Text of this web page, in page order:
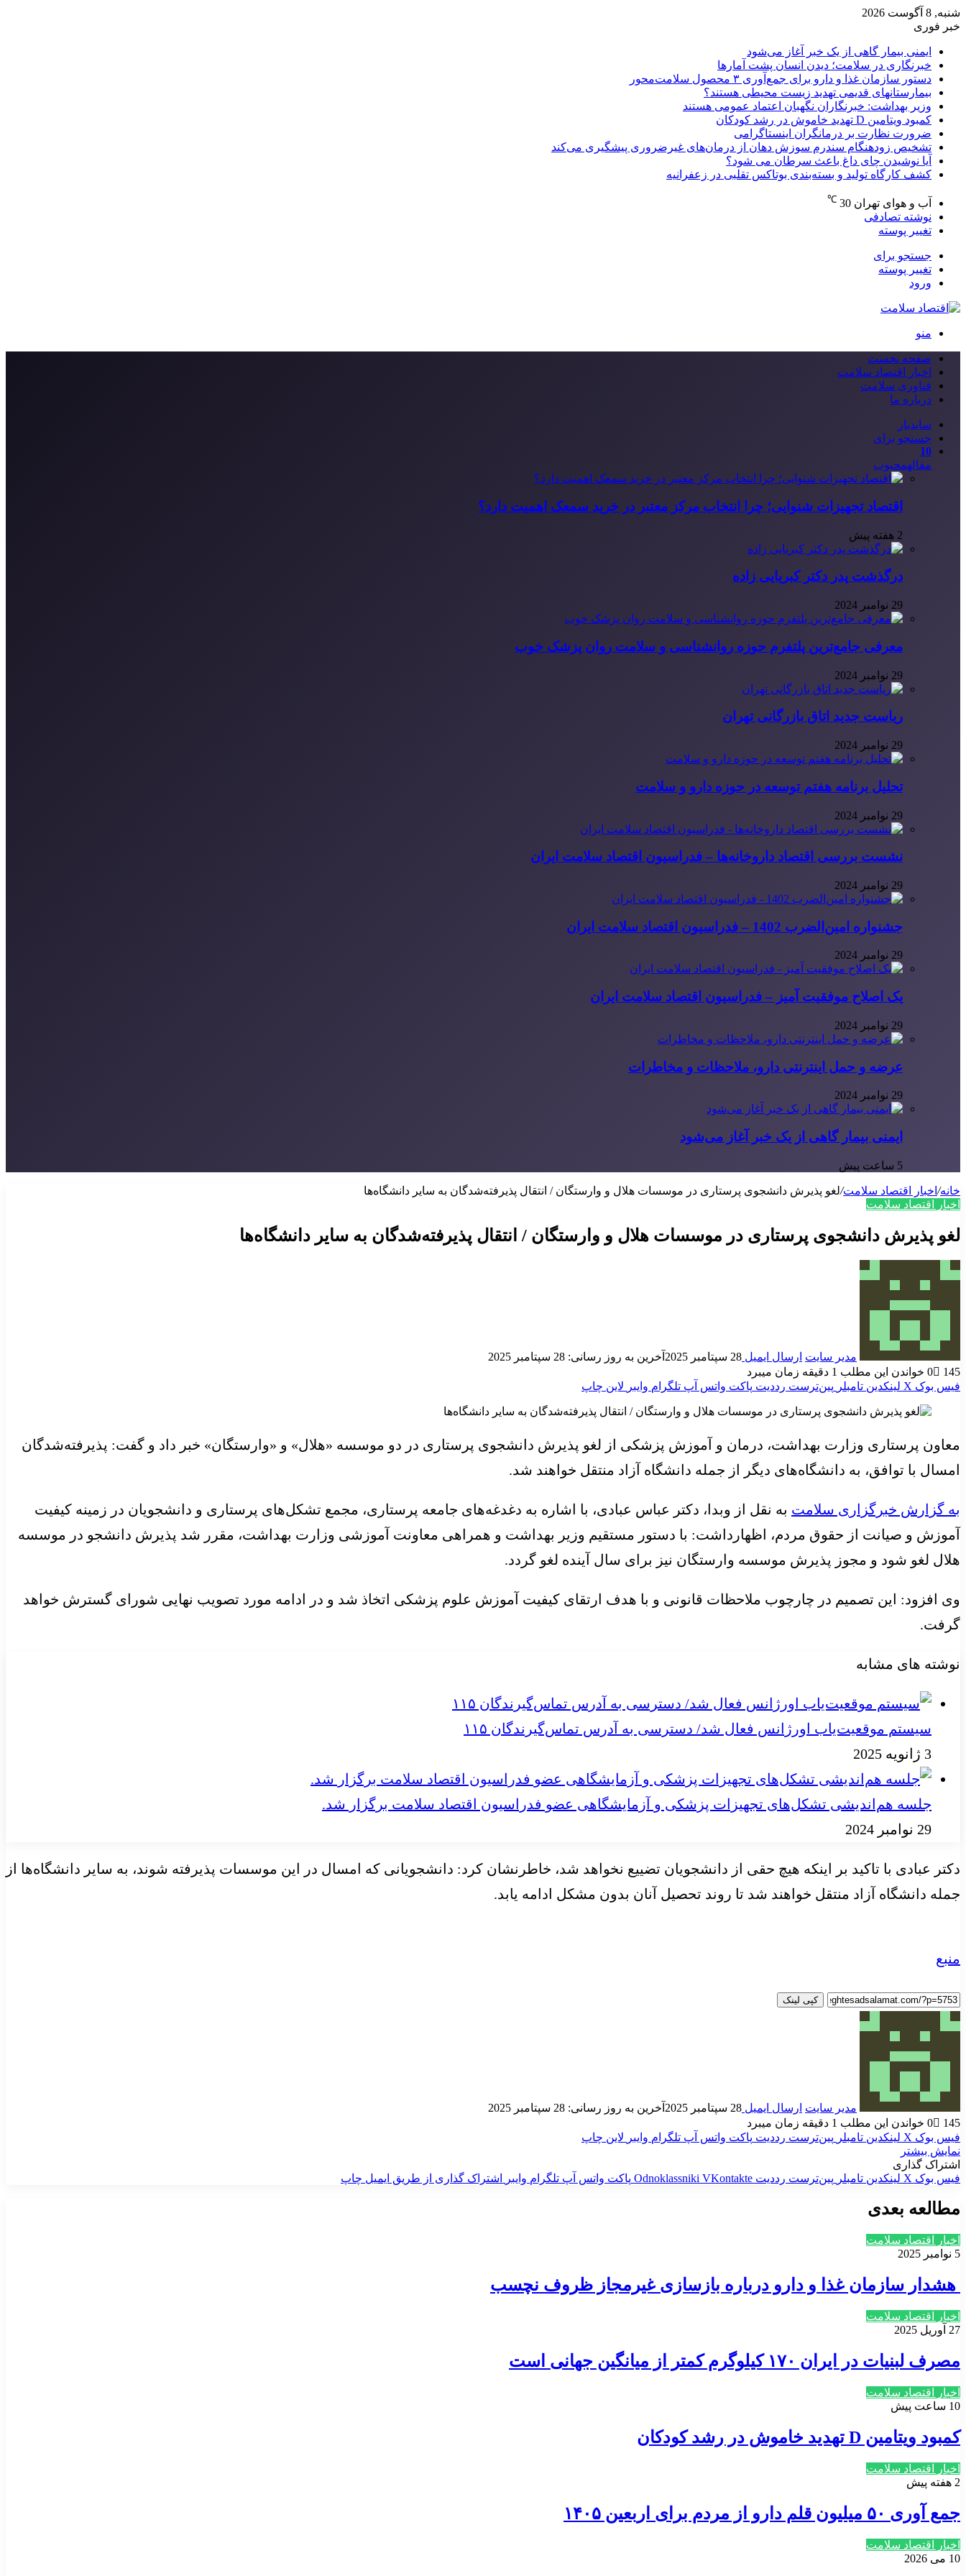
شنبه, 8 آگوست 2026
خبر فوری
ایمنی بیمار گاهی از یک خبر آغاز می‌شود
خبرنگاری در سلامت؛ دیدن انسان پشت آمارها
دستور سازمان غذا و دارو برای جمع‌آوری ۳ محصول سلامت‌محور
بیمارستانهای قدیمی تهدید زیست محیطی هستند؟
وزیر بهداشت: خبرنگاران نگهبان اعتماد عمومی هستند
کمبود ویتامین D تهدید خاموش در رشد کودکان
ضرورت نظارت بر درمانگران اینستاگرامی
تشخیص زودهنگام سندرم سوزش دهان از درمان‌های غیرضروری پیشگیری می‌کند
آیا نوشیدن چای داغ باعث سرطان می شود؟
کشف کارگاه تولید و بسته‌بندی بوتاکس تقلبی در زعفرانیه
آب و هوای تهران 30
℃
نوشته تصادفی
تغییر پوسته
جستجو برای
تغییر پوسته
ورود
منو
صفحه نخست
اخبار اقتصاد سلامت
فناوری سلامت
درباره ما
سایدبار
جستجو برای
10
مقالهمحبوب
اقتصاد تجهیزات شنوایی؛ چرا انتخاب مرکز معتبر در خرید سمعک اهمیت دارد؟
2 هفته پیش
درگذشت پدر دکتر کبریایی زاده
29 نوامبر 2024
معرفی جامع‌ترین پلتفرم حوزه روانشناسی و سلامت روان پزشک خوب
29 نوامبر 2024
ریاست جدید اتاق بازرگانی تهران
29 نوامبر 2024
تحلیل برنامه هفتم توسعه در حوزه دارو و سلامت
29 نوامبر 2024
نشست بررسی اقتصاد داروخانه‌ها – فدراسیون اقتصاد سلامت ایران
29 نوامبر 2024
جشنواره امین‌الضرب 1402 – فدراسیون اقتصاد سلامت ایران
29 نوامبر 2024
یک اصلاح موفقیت آمیز – فدراسیون اقتصاد سلامت ایران
29 نوامبر 2024
عرضه و حمل اینترنتی دارو، ملاحظات و مخاطرات
29 نوامبر 2024
ایمنی بیمار گاهی از یک خبر آغاز می‌شود
5 ساعت پیش
خانه/ اخبار اقتصاد سلامت/لغو پذیرش دانشجوی پرستاری در موسسات هلال و وارستگان / انتقال پذیرفته‌شدگان به سایر دانشگاه‌ها
اخبار اقتصاد سلامت
لغو پذیرش دانشجوی پرستاری در موسسات هلال و وارستگان / انتقال پذیرفته‌شدگان به سایر دانشگاه‌ها
مدیر سایت ارسال ایمیل 28 سپتامبر 2025
آخرین به روز رسانی: 28 سپتامبر 2025
0
145
خواندن این مطلب 1 دقیقه زمان میبرد
فیس بوک X لینکدین ‫تامبلر ‫پین‌ترست ‫رددیت پاکت واتس آپ تلگرام وایبر لاین چاپ
معاون پرستاری وزارت بهداشت، درمان و آموزش پزشکی از لغو پذیرش دانشجوی پرستاری در دو موسسه «هلال» و «وارستگان» خبر داد و گفت: پذیرفته‌شدگان
امسال با توافق، به دانشگاه‌های دیگر از جمله دانشگاه آزاد منتقل خواهند شد.
به گزارش خبرگزاری سلامت به نقل از وبدا، دکتر عباس عبادی، با اشاره به دغدغه‌های جامعه پرستاری، مجمع تشکل‌های پرستاری و دانشجویان در زمینه کیفیت
آموزش و صیانت از حقوق مردم، اظهارداشت: با دستور مستقیم وزیر بهداشت و همراهی معاونت آموزشی وزارت بهداشت، مقرر شد پذیرش دانشجو در موسسه
هلال لغو شود و مجوز پذیرش موسسه وارستگان نیز برای سال آینده لغو گردد.
وی افزود: این تصمیم در چارچوب ملاحظات قانونی و با هدف ارتقای کیفیت آموزش علوم پزشکی اتخاذ شد و در ادامه‌ مورد تصویب نهایی شورای گسترش خواهد
گرفت.
نوشته های مشابه
سیستم موقعیت‌یاب اورژانس فعال شد/ دسترسی به آدرس تماس‌گیرندگان ۱۱۵
3 ژانویه 2025
جلسه هم‌اندیشی تشکل‌های تجهیزات پزشکی و آزمایشگاهی عضو فدراسیون اقتصاد سلامت برگزار شد.
29 نوامبر 2024
دکتر عبادی با تاکید بر اینکه هیچ حقی از دانشجویان تضییع نخواهد شد، خاطرنشان کرد: دانشجویانی که امسال در این موسسات پذیرفته شوند، به سایر دانشگاه‌ها از
جمله دانشگاه آزاد منتقل خواهند شد تا روند تحصیل آنان بدون مشکل ادامه یابد.
منبع
کپی لینک
مدیر سایت ارسال ایمیل 28 سپتامبر 2025
آخرین به روز رسانی: 28 سپتامبر 2025
0
145
خواندن این مطلب 1 دقیقه زمان میبرد
فیس بوک X لینکدین ‫تامبلر ‫پین‌ترست ‫رددیت پاکت واتس آپ تلگرام وایبر لاین چاپ
نمایش بیشتر
اشتراک گذاری
فیس بوک X لینکدین ‫تامبلر ‫پین‌ترست ‫رددیت ‫VKontakte
‫Odnoklassniki پاکت واتس آپ تلگرام وایبر اشتراک گذاری از طریق ایمیل چاپ
مطالعه بعدی
اخبار اقتصاد سلامت
5 نوامبر 2025
هشدار سازمان غذا و دارو درباره بازسازی غیرمجاز ظروف نچسب
اخبار اقتصاد سلامت
27 آوریل 2025
مصرف لبنیات در ایران ۱۷۰ کیلوگرم کمتر از میانگین جهانی است
اخبار اقتصاد سلامت
10 ساعت پیش
کمبود ویتامین D تهدید خاموش در رشد کودکان
اخبار اقتصاد سلامت
2 هفته پیش
جمع آوری ۵۰ میلیون قلم دارو از مردم برای اربعین ۱۴۰۵
اخبار اقتصاد سلامت
10 می 2026